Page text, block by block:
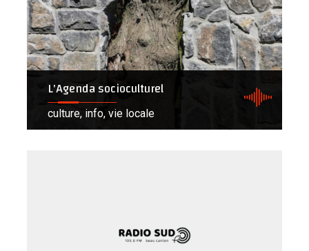
L'Agenda socioculturel
culture, info, vie locale